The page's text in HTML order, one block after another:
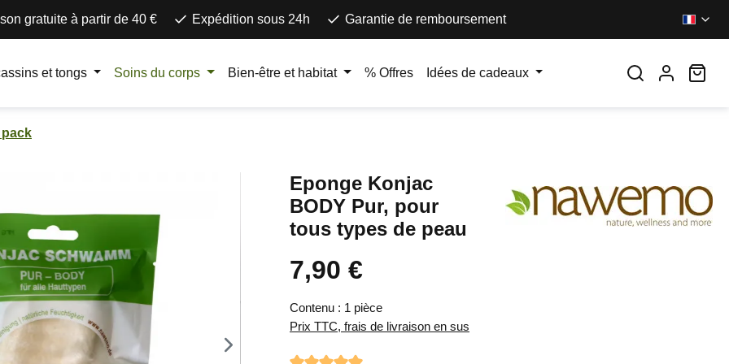
gratuite à partir de 40 € Expédition sous 24h Garantie de remboursement
et tongs Soins du corps Bien-être et habitat % Offres Idées de cadeaux
Eponge Konjac
BODY Pur, pour
tous types de peau
Prix régulier :
7,90 €
Contenu : 1 pièce
Prix TTC, frais de livraison en sus